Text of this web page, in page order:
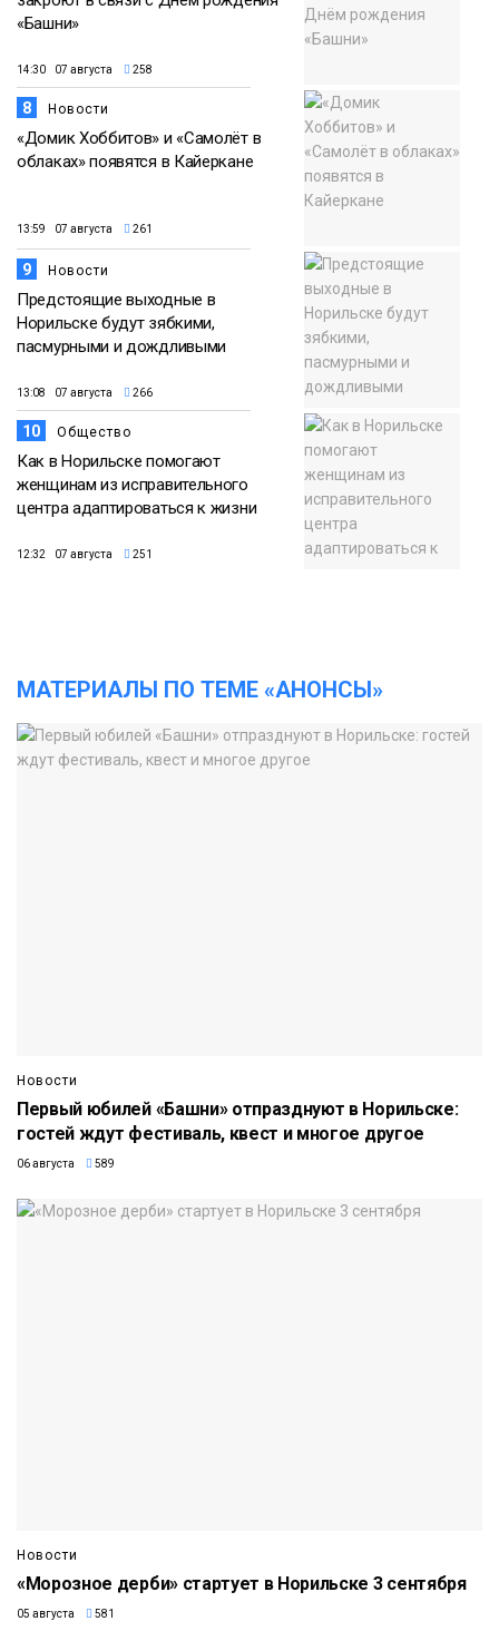
«Башни»
14:30 07 августа 258
8 Новости
«Домик Хоббитов» и «Самолёт в
облаках» появятся в Кайеркане
13:59 07 августа 261
9 Новости
Предстоящие выходные в
Норильске будут зябкими,
пасмурными и дождливыми
13:08 07 августа 266
10 Общество
Как в Норильске помогают
женщинам из исправительного
центра адаптироваться к жизни
12:32 07 августа 251
МАТЕРИАЛЫ ПО ТЕМЕ «АНОНСЫ»
Новости
Первый юбилей «Башни» отпразднуют в Норильске:
гостей ждут фестиваль, квест и многое другое
06 августа 589
Новости
«Морозное дерби» стартует в Норильске 3 сентября
05 августа 581